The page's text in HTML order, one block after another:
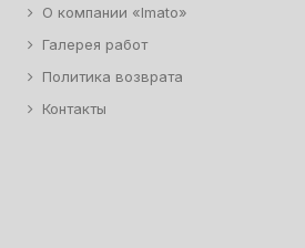
О компании «Imato»
Галерея работ
Политика возврата
Контакты